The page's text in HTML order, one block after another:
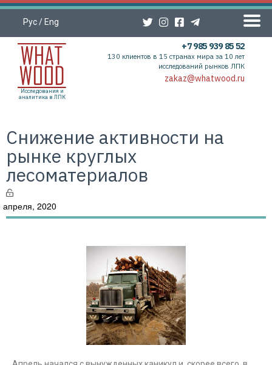
Рус/ Eng
Исследования и
аналитика в ЛПК
+7 985 939 85 52
130 клиентов в 15 странах мира за 10 лет
исследований рынков ЛПК
zakaz@whatwood.ru
Снижение активности на
рынке круглых
лесоматериалов
апреля, 2020